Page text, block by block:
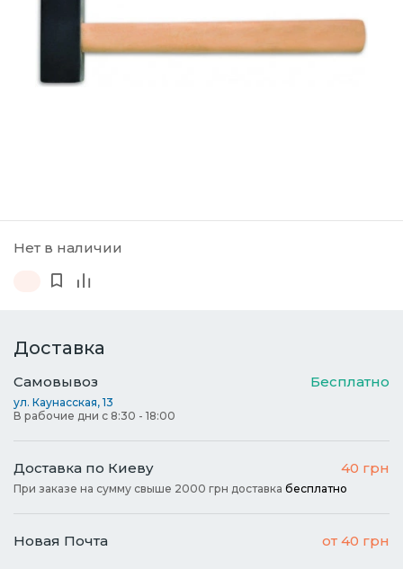
Нет в наличии
Доставка
Самовывоз Бесплатно
ул. Каунасская, 13
В рабочие дни с 8:30 - 18:00
Доставка по Киеву 40 грн
При заказе на сумму свыше 2000 грн доставка бесплатно
Новая Почта от 40 грн